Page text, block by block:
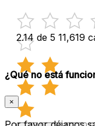
2.14 de 5 11,619
¿Qué no está
×